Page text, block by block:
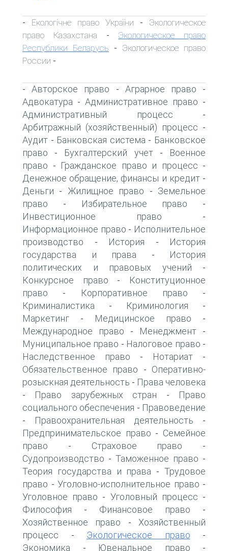
- Екологічне право України - Экологическое
право Казахстана - Экологическое право
Республики Беларусь - Экологическое право
России -
-Авторское право - Аграрное право -
Адвокатура - Административное право -
Административный процесс -
Арбитражный (хозяйственный) процесс -
Аудит - Банковская система - Банковское
право - Бухгалтерский учет-
Военное
право - Гражданское право и процесс -
Денежное обращение, финансы и кредит-
Деньги - Жилищное право - Земельное
право - Избирательное право -
Инвестиционное право -
Информационное право - Исполнительное
производство - История -
История
государства и права -
История
политических и правовых учений -
Конкурсное право -
Конституционное
право - Корпоративное право -
Криминалистика - Криминология -
Маркетинг - Медицинское право -
Международное право - Менеджмент -
Муниципальное право - Налоговое право -
Наследственное право - Нотариат -
Обязательственное право - Оперативно-
розыскная деятельность - Права человека
- Право зарубежных стран -
Право
социального обеспечения - Правоведение
- Правоохранительная деятельность -
Предпринимательское право - Семейное
право - Страховое право -
Судопроизводство - Таможенное право -
Теория государства и права -Трудовое
право - Уголовно-исполнительное право -
Уголовное право - Уголовный процесс -
Философия - Финансовое право -
Хозяйственное право - Хозяйственный
процесс - Экологическое право -
Экономика - Ювенальное право -